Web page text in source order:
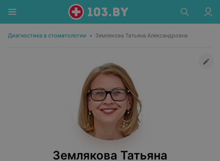
Диагностика в стоматологии • Землякова Татьяна Александровна
Землякова Татьяна